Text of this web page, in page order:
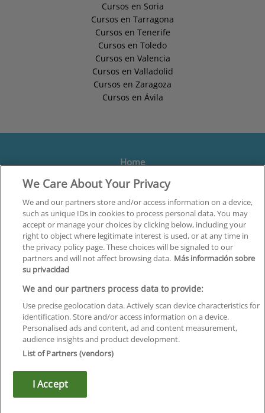
Cursos en Soria
Cursos en Tarragona
Cursos en Tenerife
Cursos en Toledo
Cursos en Valencia
Cursos en Valladolid
Cursos en Zaragoza
Cursos en Ávila
Home
Formación
Centros
Orientación
Quiénes somos
Contacta
Aviso Legal
Política de Privacidad
Política de Cookies
Canal Ético
We Care About Your Privacy
We and our partners store and/or access information on a device,
such as unique IDs in cookies to process personal data. You may
accept or manage your choices by clicking below, including your
right to object where legitimate interest is used, or at any time in
the privacy policy page. These choices will be signaled to our
partners and will not affect browsing data. Más información sobre
su privacidad
We and our partners process data to provide:
Use precise geolocation data. Actively scan device characteristics for
identification. Store and/or access information on a device.
Personalised ads and content, ad and content measurement,
audience insights and product development.
List of Partners (vendors)
I Accept